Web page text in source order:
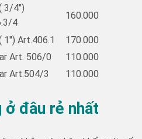
3/4″)
4
160.000
1″) Art.406.1 170.000
Art. 506/0
110.000
Art.504/3
110.000
ở đâu rẻ nhất